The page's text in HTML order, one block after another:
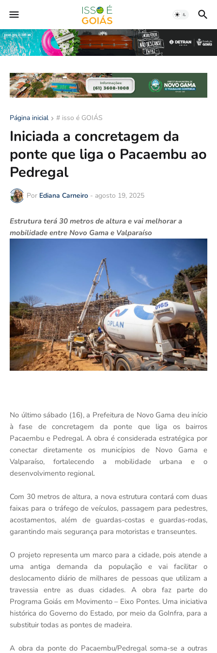
Página inicial # isso é GOIÁS
Iniciada a concretagem da
ponte que liga o Pacaembu ao
Pedregal
Por Ediana Carneiro - agosto 19, 2025
Estrutura terá 30 metros de altura e vai melhorar a
mobilidade entre Novo Gama e Valparaíso
No último sábado (16), a Prefeitura de Novo Gama deu início
à fase de concretagem da ponte que liga os bairros
Pacaembu e Pedregal. A obra é considerada estratégica por
conectar diretamente os municípios de Novo Gama e
Valparaíso, fortalecendo a mobilidade urbana e o
desenvolvimento regional.
Com 30 metros de altura, a nova estrutura contará com duas
faixas para o tráfego de veículos, passagem para pedestres,
acostamentos, além de guardas-costas e guardas-rodas,
garantindo mais segurança para motoristas e transeuntes.
O projeto representa um marco para a cidade, pois atende a
uma antiga demanda da população e vai facilitar o
deslocamento diário de milhares de pessoas que utilizam a
travessia entre as duas cidades. A obra faz parte do
Programa Goiás em Movimento – Eixo Pontes. Uma iniciativa
histórica do Governo do Estado, por meio da GoInfra, para a
substituir todas as pontes de madeira.
A obra da ponte do Pacaembu/Pedregal soma-se a outras